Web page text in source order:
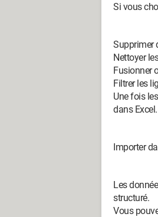
Si vous
Supprimer
Nettoyer
Fusionner
Filtrer les
Une fois
dans Excel.
Importer
Les
structuré.
Vous